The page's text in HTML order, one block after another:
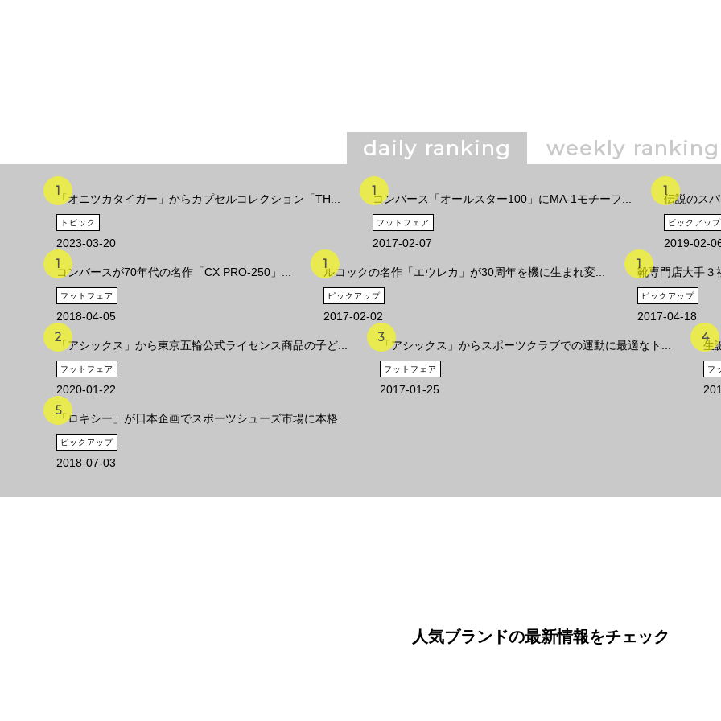
daily ranking weekly ranking
「オニツカタイガー」からカプセルコレクション「TH...
トピック
2023-03-20
コンバース「オールスター100」にMA-1モチーフ...
フットフェア
2017-02-07
伝説のス
ピックアップ
2019-02-
コンバースが70年代の名作「CX PRO-250」...
フットフェア
2018-04-05
ルコックの名作「エウレカ」が30周年を機に生まれ変...
ピックアップ
2017-02-02
靴専門店大手
ピックアップ
2017-04-18
「アシックス」から東京五輪公式ライセンス商品の子ど...
フットフェア
2020-01-22
「アシックス」からスポーツクラブでの運動に最適なト...
フットフェア
2017-01-25
生
フ
「ロキシー」が日本企画でスポーツシューズ市場に本格...
ピックアップ
2018-07-03
人気ブランドの最新情報をチェック